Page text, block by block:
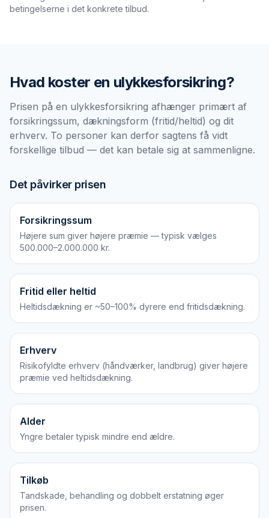
betingelserne i det konkrete tilbud.
Hvad koster en ulykkesforsikring?
Prisen på en ulykkesforsikring afhænger primært af
forsikringssum, dækningsform (fritid/heltid) og dit
erhverv. To personer kan derfor sagtens få vidt
forskellige tilbud — det kan betale sig at sammenligne.
Det påvirker prisen
Forsikringssum
Højere sum giver højere præmie — typisk vælges
500.000–2.000.000 kr.
Fritid eller heltid
Heltidsdækning er ~50–100% dyrere end fritidsdækning.
Erhverv
Risikofyldte erhverv (håndværker, landbrug) giver højere
præmie ved heltidsdækning.
Alder
Yngre betaler typisk mindre end ældre.
Tilkøb
Tandskade, behandling og dobbelt erstatning øger
prisen.